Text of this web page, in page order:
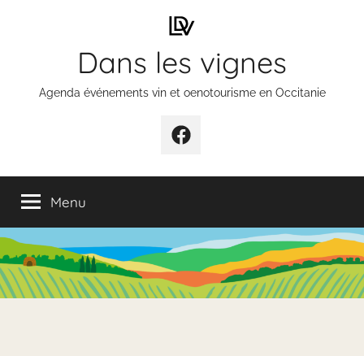
Dans les vignes
Agenda événements vin et oenotourisme en Occitanie
Élément
menu
Menu